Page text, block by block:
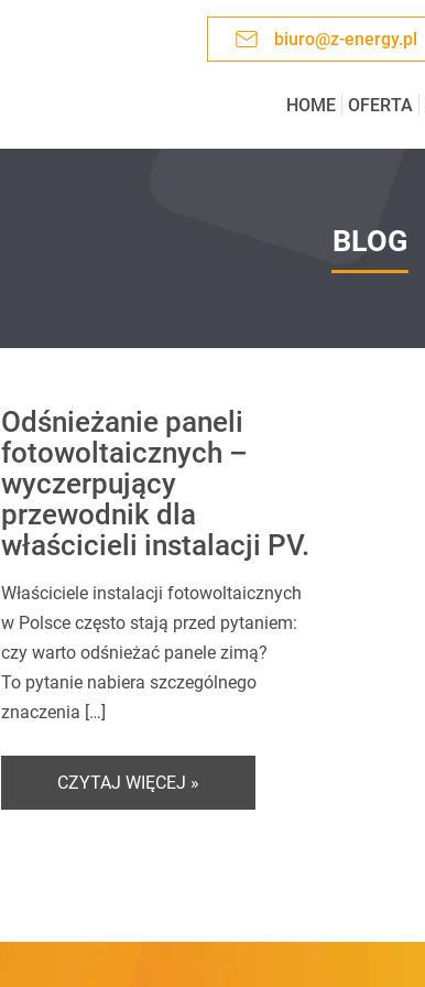
biuro@z-energy.pl
HOME OFERTA
BLOG
Odśnieżanie paneli
fotowoltaicznych –
wyczerpujący
przewodnik dla
właścicieli instalacji PV.
Właściciele instalacji fotowoltaicznych
w Polsce często stają przed pytaniem:
czy warto odśnieżać panele zimą?
To pytanie nabiera szczególnego
znaczenia […]
CZYTAJ WIĘCEJ »